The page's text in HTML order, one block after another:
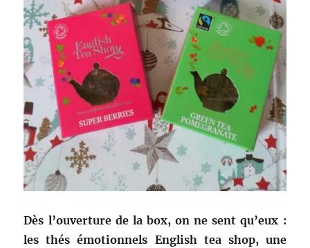
Dès l’ouverture de la box, on ne sent qu’eux :
les thés émotionnels English tea shop, une